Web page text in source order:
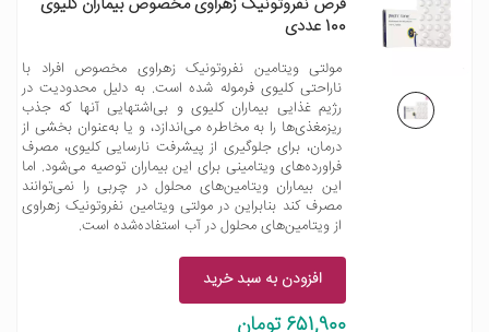
100 عددی
مولتی ویتامین نفروتونیک زهراوی مخصوص افراد با
ناراحتی کلیوی فرموله شده است. به دلیل محدودیت در
رژیم غذایی بیماران کلیوی و بی‌اشتهایی آنها که جذب
ریزمغذی‌ها را به مخاطره می‌اندازد، و یا به‌عنوان بخشی از
درمان، برای جلوگیری از پیشرفت نارسایی کلیوی، مصرف
فراورده‌های ویتامینی برای این بیماران توصیه می‌شود. اما
این بیماران ویتامین‌های محلول در چربی را نمی‌توانند
مصرف کند بنابراین در مولتی ویتامین نفروتونیک زهراوی
از ویتامین‌های محلول در آب استفاده‌شده است.
افزودن به سبد خرید
651,900 تومان